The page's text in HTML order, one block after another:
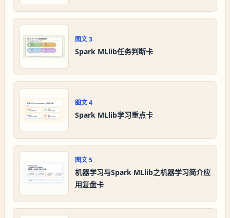
图文3
Spark MLlib任务判断卡
图文4
Spark MLlib学习重点卡
图文5
机器学习与Spark MLlib之机器学习简介应
用复盘卡